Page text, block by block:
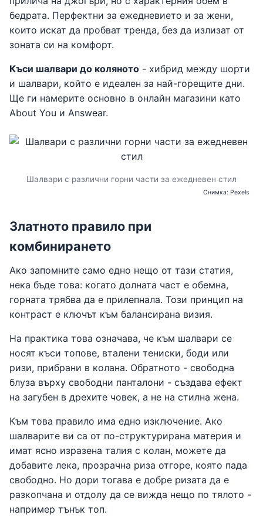
бедрата. Перфектни за ежедневието и за жени,
които искат да пробват тренда, без да излизат от
зоната си на комфорт.
Къси шалвари до коляното - хибрид между шорти
и шалвари, който е идеален за най-горещите дни.
Ще ги намерите основно в онлайн магазини като
About You и Answear.
Шалвари с различни горни части за ежедневен стил
Снимка: Pexels
Златното правило при
комбинирането
Ако запомните само едно нещо от тази статия,
нека бъде това: когато долната част е обемна,
горната трябва да е прилепнала. Този принцип на
контраст е ключът към балансирана визия.
На практика това означава, че към шалвари се
носят къси топове, вталени тениски, боди или
ризи, прибрани в колана. Обратното - свободна
блуза върху свободни панталони - създава ефект
на загубен в дрехите човек, а не на стилна жена.
Към това правило има едно изключение. Ако
шалварите ви са от по-структурирана материя и
имат ясно изразена талия с колан, можете да
добавите лека, прозрачна риза отгоре, която пада
свободно. Но дори тогава е добре ризата да е
разкопчана и отдолу да се вижда нещо по тялото -
например тънък топ.